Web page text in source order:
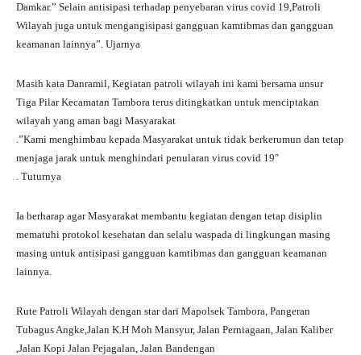
Damkar.” Selain antisipasi terhadap penyebaran virus covid 19,Patroli
Wilayah juga untuk mengangisipasi gangguan kamtibmas dan gangguan
keamanan lainnya”. Ujarnya
Masih kata Danramil, Kegiatan patroli wilayah ini kami bersama unsur
Tiga Pilar Kecamatan Tambora terus ditingkatkan untuk menciptakan
wilayah yang aman bagi Masyarakat
.”Kami menghimbau kepada Masyarakat untuk tidak berkerumun dan tetap
menjaga jarak untuk menghindari penularan virus covid 19″
. Tuturnya
Ia berharap agar Masyarakat membantu kegiatan dengan tetap disiplin
mematuhi protokol kesehatan dan selalu waspada di lingkungan masing
masing untuk antisipasi gangguan kamtibmas dan gangguan keamanan
lainnya.
Rute Patroli Wilayah dengan star dari Mapolsek Tambora, Pangeran
Tubagus Angke,Jalan K.H Moh Mansyur, Jalan Perniagaan, Jalan Kaliber
,Jalan Kopi Jalan Pejagalan, Jalan Bandengan